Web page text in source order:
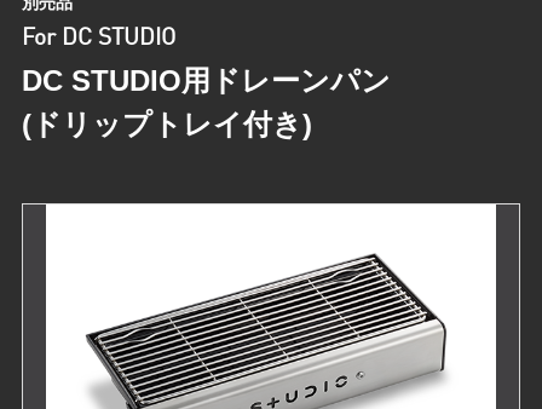
For DC STUDIO
DC STUDIO用ドレーンパン
(ドリップトレイ付き)